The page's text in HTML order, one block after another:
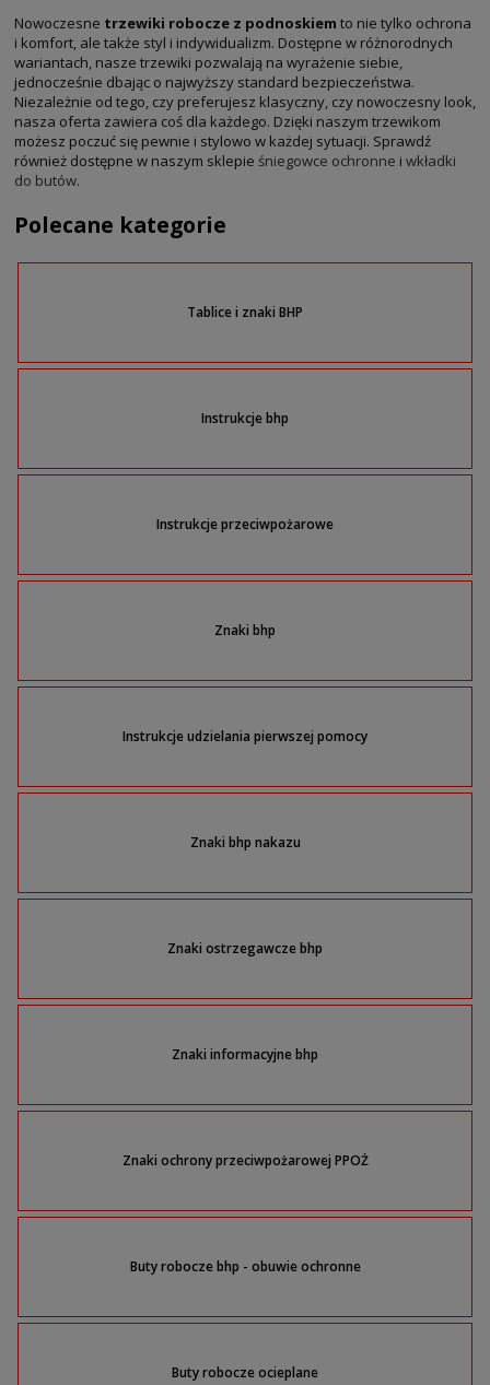
Nowoczesne trzewiki robocze z podnoskiem to nie tylko ochrona
i komfort, ale także styl i indywidualizm. Dostępne w różnorodnych
wariantach, nasze trzewiki pozwalają na wyrażenie siebie,
jednocześnie dbając o najwyższy standard bezpieczeństwa.
Niezależnie od tego, czy preferujesz klasyczny, czy nowoczesny look,
nasza oferta zawiera coś dla każdego. Dzięki naszym trzewikom
możesz poczuć się pewnie i stylowo w każdej sytuacji. Sprawdź
również dostępne w naszym sklepie śniegowce ochronne i wkładki
do butów.
Polecane kategorie
Tablice i znaki BHP
Instrukcje bhp
Instrukcje przeciwpożarowe
Znaki bhp
Instrukcje udzielania pierwszej pomocy
Znaki bhp nakazu
Znaki ostrzegawcze bhp
Znaki informacyjne bhp
Znaki ochrony przeciwpożarowej PPOŻ
Buty robocze bhp - obuwie ochronne
Buty robocze ocieplane